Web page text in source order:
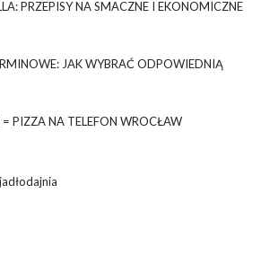
PRZEPISY NA SMACZNE I EKONOMICZNE
JAK WYBRAĆ ODPOWIEDNIĄ
PIZZA NA TELEFON WROCŁAW